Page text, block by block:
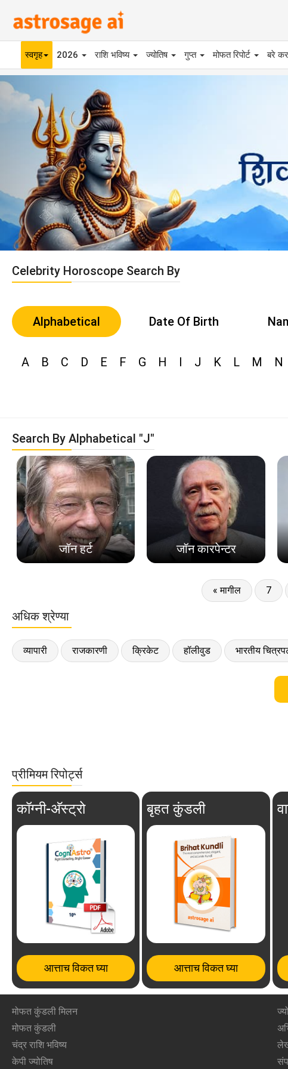
स्वगृह 2026 राशि भविष्य ज्योतिष गुप्त मोफत रिपोर्ट बरे
Previous
Celebrity Horoscope Search By
Alphabetical Date Of Birth
A B C D E F G H I J K L M N
Search By Alphabetical "J"
जॉन हर्ट जॉन कारपेन्टर
« मागील 7
अधिक श्रेण्या
व्यापारी राजकारणी क्रिकेट हॉलीवुड भारतीय
प्रीमियम रिपोर्ट्स
कॉग्नी-अ‍ॅस्ट्रो
आत्ताच विकत घ्या
बृहत कुंडली
आत्ताच विकत घ्या
मोफत कुंडली मिलन
मोफत कुंडली
चंद्र राशि भविष्य
केपी ज्योतिष